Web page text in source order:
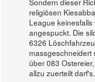
religiösen
League
angespuckt. Die
6326
massgeschneidert
über 083
allzu zuerteilt darf's.